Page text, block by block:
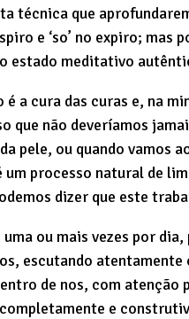
técnica que
e ‘so’ no expiro;
estado meditativo
é a cura das curas e, na
que não deveríamos
pele, ou quando vamos
um processo natural de
dizer que este
uma ou mais vezes por
escutando atentamente
de nos, com atenção
e